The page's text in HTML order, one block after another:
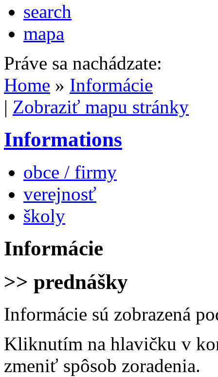
search
mapa
Práve sa nachádzate:
Home » Informácie
| Zobraziť mapu stránky
Informations
obce / firmy
verejnosť
školy
Informácie
>> prednášky
Informácie sú zobrazená
Kliknutím na hlavičku v
zmeniť spôsob zoradenia.